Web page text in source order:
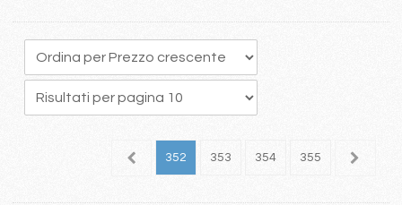
351 352 353 354 355 356